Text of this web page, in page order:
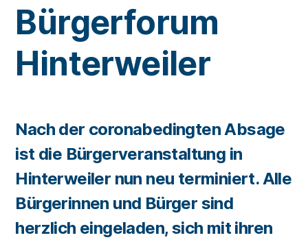
Bürgerforum
Hinterweiler
Nach der coronabedingten Absage
ist die Bürgerveranstaltung in
Hinterweiler nun neu terminiert. Alle
Bürgerinnen und Bürger sind
herzlich eingeladen, sich mit ihren